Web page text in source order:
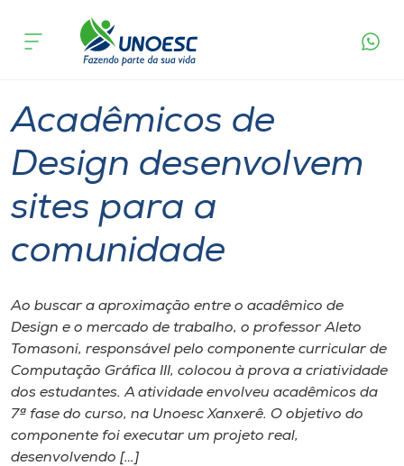
Cursos
Pesquisa
Atendimento ao Estudante
Portal de Ensino
A
Unoesc
Internacionalização
I.nova
acontece
Acadêmicos de
Design desenvolvem
sites para a
comunidade
Ao buscar a aproximação entre o acadêmico de
Design e o mercado de trabalho, o professor Aleto
Tomasoni, responsável pelo componente curricular de
Computação Gráfica III, colocou à prova a criatividade
dos estudantes. A atividade envolveu acadêmicos da
7ª fase do curso, na Unoesc Xanxerê. O objetivo do
componente foi executar um projeto real,
desenvolvendo […]